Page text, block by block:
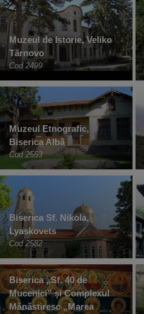
Muzeul de Istorie, Veliko
Tărnovo
Cod 2499
Muzeul Etnografic,
Biserica Albă
Cod 2553
Biserica Sf. Nikola,
Lyaskovets
Cod 2582
Biserica „Sf. 40 de
Mucenici” și Complexul
Mănăstiresc „Marea